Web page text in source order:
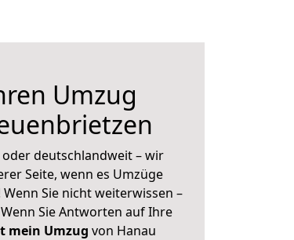
Umzug
oder deutschlandweit – wir
Seite, wenn es Umzüge
Sie nicht weiterwissen –
Sie Antworten auf Ihre
mein Umzug von Hanau